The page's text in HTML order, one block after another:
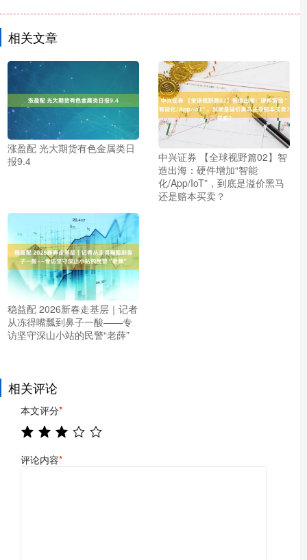
相关文章
涨盈配 光大期货有色金属类日
报9.4
中兴证券 【全球视野篇02】智
造出海：硬件增加“智能
化/App/IoT”，到底是溢价黑马
还是赔本买卖？
稳益配 2026新春走基层｜记者
从冻得嘴瓢到鼻子一酸——专
访坚守深山小站的民警“老薛”
相关评论
本文评分*
评论内容*